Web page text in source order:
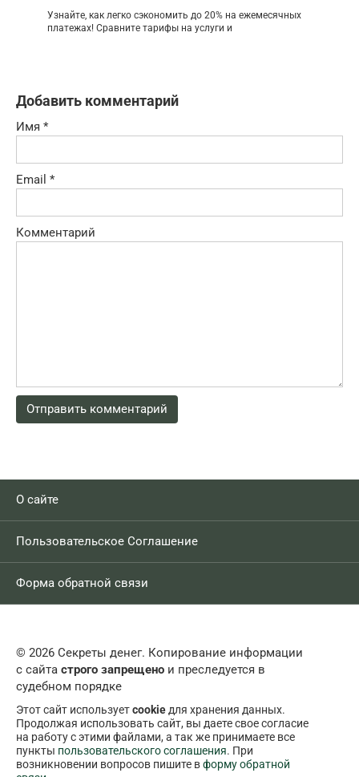
Узнайте, как легко сэкономить до 20% на ежемесячных
платежах! Сравните тарифы на услуги и
Добавить комментарий
Имя *
Email *
Комментарий
О сайте
Пользовательское Соглашение
Форма обратной связи
© 2026 Секреты денег. Копирование информации
с сайта строго запрещено и преследуется в
судебном порядке
Этот сайт используетcookieдля хранения данных.
Продолжая использовать сайт, вы даете свое согласие
на работу с этими файлами, а так же принимаете все
пункты пользовательского соглашения. При
возникновении вопросов пишите вформу обратной